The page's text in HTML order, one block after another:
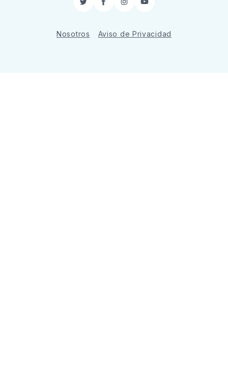
TwitterFacebook
InstagramYouTube
Nosotros Aviso de Privacidad